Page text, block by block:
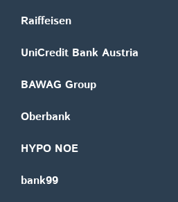
Raiffeisen
UniCredit Bank Austria
BAWAG Group
Oberbank
HYPO NOE
bank99